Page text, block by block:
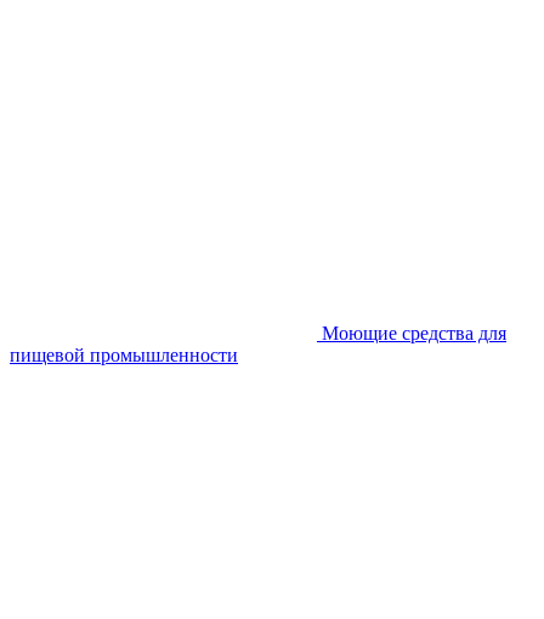
Моющие средства для
пищевой промышленности